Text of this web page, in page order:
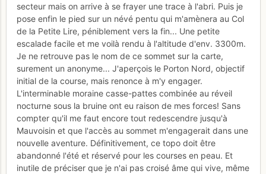
secteur mais on arrive à se frayer une trace à l'abri. Puis je
pose enfin le pied sur un névé pentu qui m'amènera au Col
de la Petite Lire, péniblement vers la fin... Une petite
escalade facile et me voilà rendu à l'altitude d'env. 3300m.
Je ne retrouve pas le nom de ce sommet sur la carte,
surement un anonyme... J'aperçois le Porton Nord, objectif
initial de la course, mais renonce à m'y engager.
L'interminable moraine casse-pattes combinée au réveil
nocturne sous la bruine ont eu raison de mes forces! Sans
compter qu'il me faut encore tout redescendre jusqu'à
Mauvoisin et que l'accès au sommet m'engagerait dans une
nouvelle aventure. Définitivement, ce topo doit être
abandonné l'été et réservé pour les courses en peau. Et
inutile de préciser que je n'ai pas croisé âme qui vive, même